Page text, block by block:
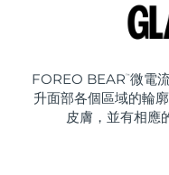
FOREO BEAR ™ 微電
升面部各個區域的輪
皮膚，並有相應